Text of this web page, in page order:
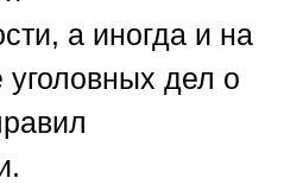
а иногда и на
уголовных дел о